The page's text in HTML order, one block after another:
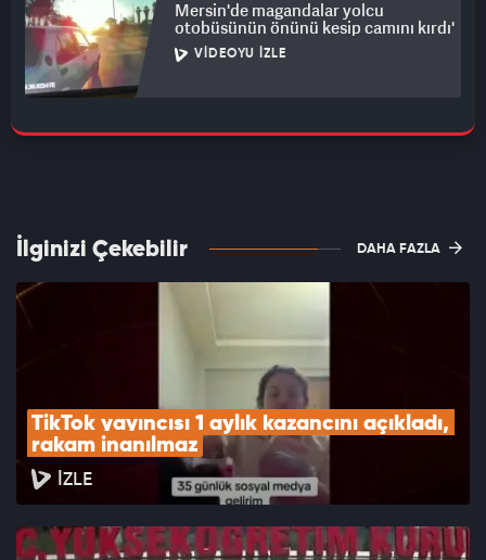
Mersin'de magandalar yolcu
otobüsünün önünü kesip camını kırdı'
VIDEOYU İZLE
İlginizi Çekebilir DAHA FAZLA
TikTok yayıncısı 1 aylık kazancını açıkladı,
rakam inanılmaz
İZLE